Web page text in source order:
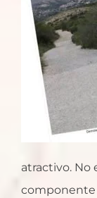
atractivo. No
componente